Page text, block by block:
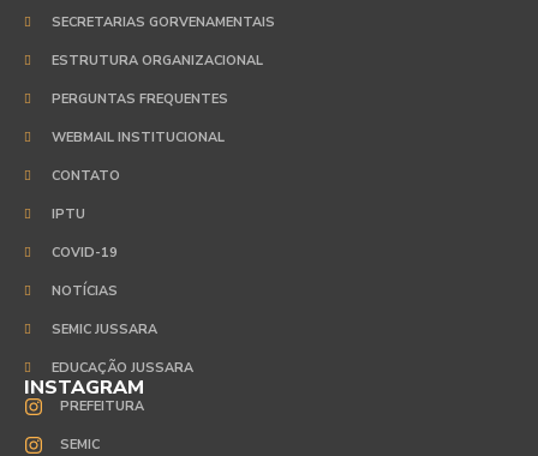
SECRETARIAS GORVENAMENTAIS
ESTRUTURA ORGANIZACIONAL
PERGUNTAS FREQUENTES
WEBMAIL INSTITUCIONAL
CONTATO
IPTU
COVID-19
NOTÍCIAS
SEMIC JUSSARA
EDUCAÇÃO JUSSARA
INSTAGRAM
PREFEITURA
SEMIC